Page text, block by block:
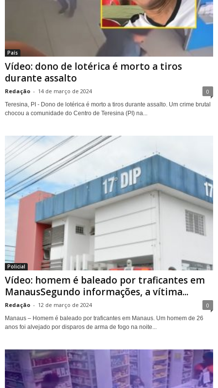
País
Vídeo: dono de lotérica é morto a tiros
durante assalto
Redação - 14 de março de 2024 0
Teresina, PI - Dono de lotérica é morto a tiros durante assalto. Um crime brutal
chocou a comunidade do Centro de Teresina (PI) na...
Policial
Vídeo: homem é baleado por traficantes em
ManausSegundo informações, a vítima...
Redação - 12 de março de 2024 0
Manaus – Homem é baleado por traficantes em Manaus. Um homem de 26
anos foi alvejado por disparos de arma de fogo na noite...